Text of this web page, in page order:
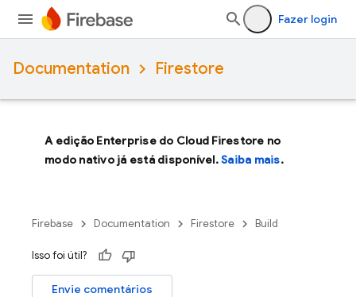
Fazer login
Documentation Firestore
A edição Enterprise do Cloud Firestore no
modo nativo já está disponível.Saiba mais.
Firebase Documentation Firestore Build
Isso foi útil?
Envie comentários